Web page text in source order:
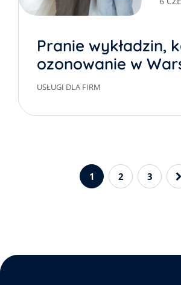
Pranie wykładzin,
ozonowanie w
– po wynajmie
USŁUGI DLA FIRM
1 2 3